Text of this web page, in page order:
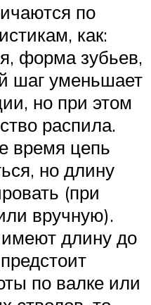
по
как:
форма зубьев,
шаг уменьшает
но при этом
распила.
время цепь
но длину
(при
вручную).
длину до
по валке или